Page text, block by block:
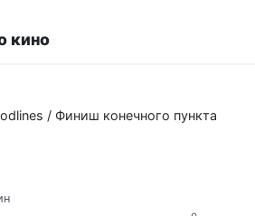
кино
/ Финиш конечного пункта